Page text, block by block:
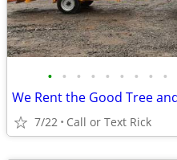
• • • • • • • • •
7/22 Call or Text Rick